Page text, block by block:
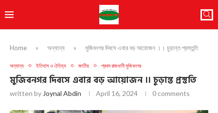
Home » অন্যান্য » মুজিবনগর দিবসে এবার বড় আয়োজন ।। চুড়ান্ত প্রস্তুতি
অন্যান্য ইতিহাস ও ঐতিহ্য জাতীয় প্রথম রাজধানী মুজিবনগর
মুজিবনগর দিবসে এবার বড় আয়োজন ।। চুড়ান্ত প্রস্তুতি
written by Joynal Abdin April 16, 2024 0 comments